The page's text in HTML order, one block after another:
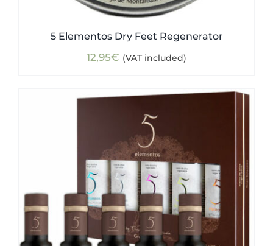
5 Elementos Dry Feet Regenerator
12,95€ (VAT included)